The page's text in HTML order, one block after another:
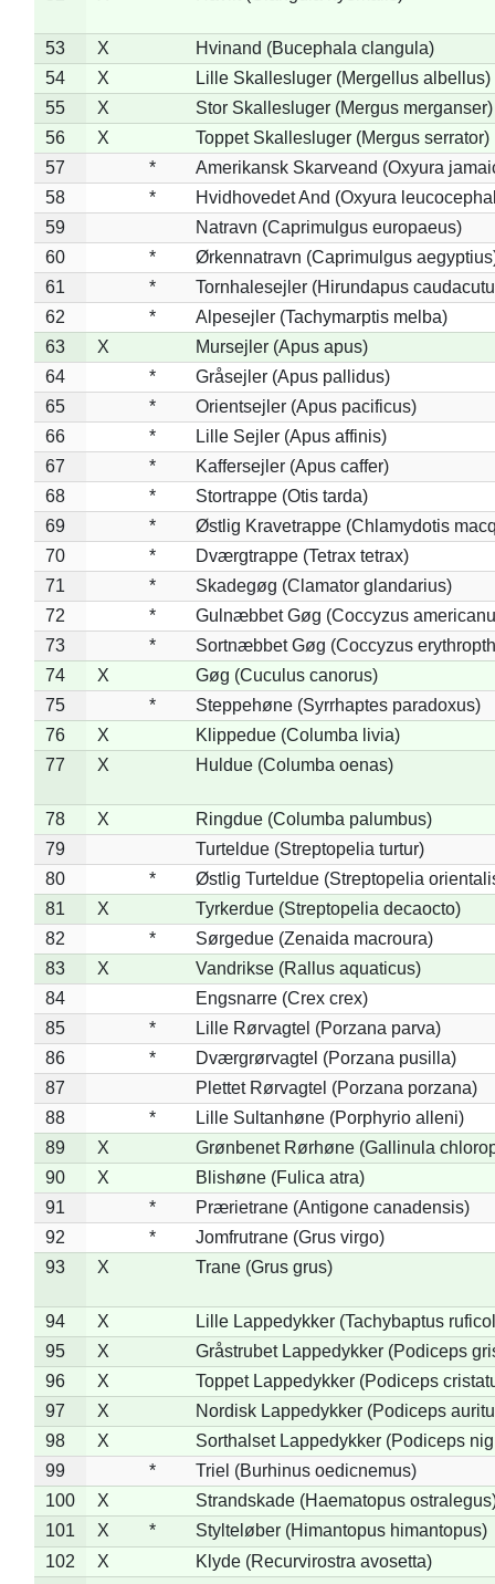
53 X
Hvinand (Bucephala clangula)
54
X
Lille Skallesluger (Mergellus albellus)
55
X
Stor Skallesluger (Mergus merganser)
56
X
Toppet Skallesluger (Mergus serrator)
57
*
Amerikansk Skarveand (Oxyura
58
*
Hvidhovedet And (Oxyura
59
Natravn (Caprimulgus europaeus)
60
*
Ørkennatravn (Caprimulgus
61
*
Tornhalesejler (Hirundapus
62
*
Alpesejler (Tachymarptis melba)
63
X
Mursejler (Apus apus)
64
*
Gråsejler (Apus pallidus)
65
*
Orientsejler (Apus pacificus)
66
*
Lille Sejler (Apus affinis)
67
*
Kaffersejler (Apus caffer)
68
*
Stortrappe (Otis tarda)
69
*
Østlig Kravetrappe (Chlamydotis
70
*
Dværgtrappe (Tetrax tetrax)
71
*
Skadegøg (Clamator glandarius)
72
*
Gulnæbbet Gøg (Coccyzus
73
*
Sortnæbbet Gøg (Coccyzus
74
X
Gøg (Cuculus canorus)
75
*
Steppehøne (Syrrhaptes paradoxus)
76
X
Klippedue (Columba livia)
77
X Huldue (Columba oenas)
78 X
Ringdue (Columba palumbus)
79
Turteldue (Streptopelia turtur)
80
*
Østlig Turteldue (Streptopelia
81
X
Tyrkerdue (Streptopelia decaocto)
82
*
Sørgedue (Zenaida macroura)
83
X
Vandrikse (Rallus aquaticus)
84
Engsnarre (Crex crex)
85
*
Lille Rørvagtel (Porzana parva)
86
*
Dværgrørvagtel (Porzana pusilla)
87
Plettet Rørvagtel (Porzana porzana)
88
*
Lille Sultanhøne (Porphyrio alleni)
89
X
Grønbenet Rørhøne (Gallinula
90
X
Blishøne (Fulica atra)
91
*
Prærietrane (Antigone canadensis)
92
*
Jomfrutrane (Grus virgo)
93
X Trane (Grus grus)
94 X
Lille Lappedykker (Tachybaptus
95
X
Gråstrubet Lappedykker (Podiceps
96
X
Toppet Lappedykker (Podiceps
97
X
Nordisk Lappedykker (Podiceps
98
X
Sorthalset Lappedykker (Podiceps
99
*
Triel (Burhinus oedicnemus)
100
X
Strandskade (Haematopus
101
X *
Stylteløber (Himantopus himantopus)
102
X
Klyde (Recurvirostra avosetta)